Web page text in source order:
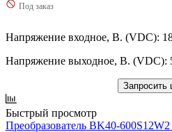
Под заказ
Напряжение входное, В. (VDC):
Напряжение выходное, В. (VDC):
Запросить
Быстрый просмотр
Преобразователь BK40-